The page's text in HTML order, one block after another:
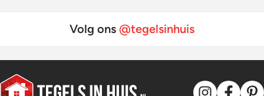
voor jouw tegels?
graag op weg met
Volg ons @tegelsinhuis